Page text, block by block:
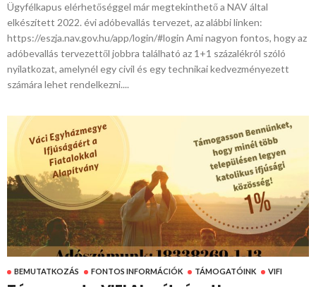
Ügyfélkapus elérhetőséggel már megtekinthető a NAV által
elkészített 2022. évi adóbevallás tervezet, az alábbi linken:
https://eszja.nav.gov.hu/app/login/#login Ami nagyon fontos, hogy az
adóbevallás tervezettől jobbra található az 1+1 százalékról szóló
nyilatkozat, amelynél egy civil és egy technikai kedvezményezett
számára lehet rendelkezni....
BEMUTATKOZÁS FONTOS INFORMÁCIÓK TÁMOGATÓINK VIFI